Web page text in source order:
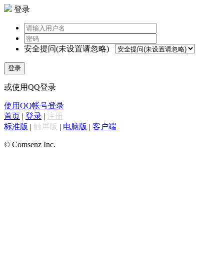
登录
安全提问(未设置请忽略)
登录
或使用QQ登录
使用QQ帐号登录
首页 | 登录 | 注册
标准版 | 触屏版 | 电脑版 | 客户端
© Comsenz Inc.